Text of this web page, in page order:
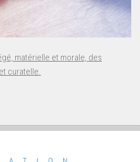
matérielle et morale, des
curatelle.